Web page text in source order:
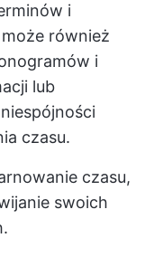
i
również
i
lub
czasu.
czasu,
swoich